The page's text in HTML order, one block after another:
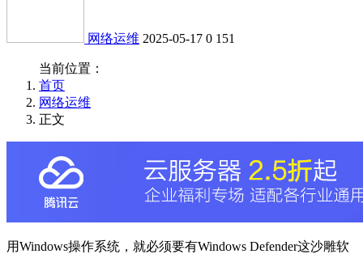
网络运维 2025-05-17 0 151
当前位置：
首页
网络运维
正文
用Windows操作系统，就必须要有Windows Defender这沙雕软